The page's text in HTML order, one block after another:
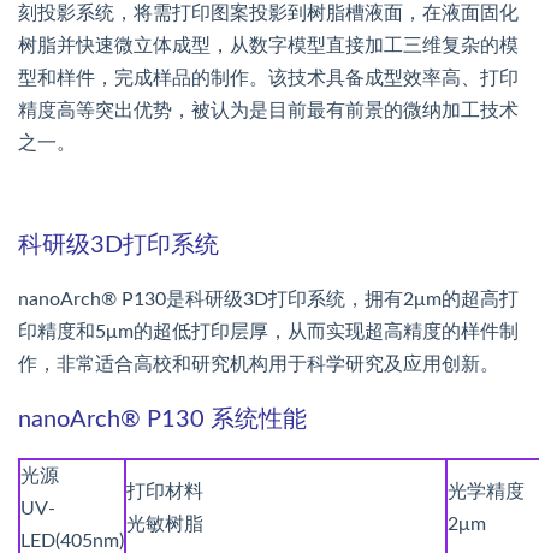
刻投影系统，将需打印图案投影到树脂槽液面，在液面固化
树脂并快速微立体成型，从数字模型直接加工三维复杂的模
型和样件，完成样品的制作。该技术具备成型效率高、打印
精度高等突出优势，被认为是目前最有前景的微纳加工技术
之一。
科研级3D打印系统
nanoArch® P130是科研级3D打印系统，拥有2μm的超高打
印精度和5μm的超低打印层厚，从而实现超高精度的样件制
作，非常适合高校和研究机构用于科学研究及应用创新。
nanoArch® P130 系统性能
光源
UV-
LED(405nm)
打印材料
光敏树脂
光学精度
2μm